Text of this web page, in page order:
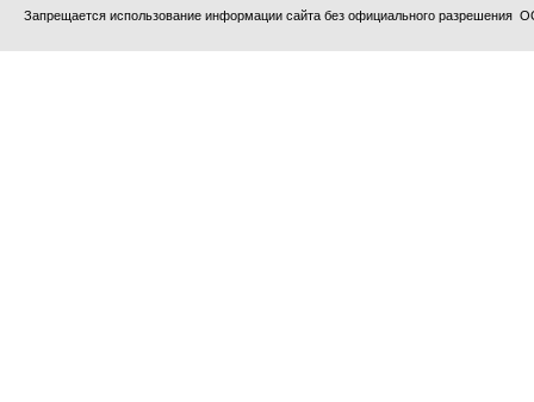
Запрещается использование информации сайта без официального разрешения